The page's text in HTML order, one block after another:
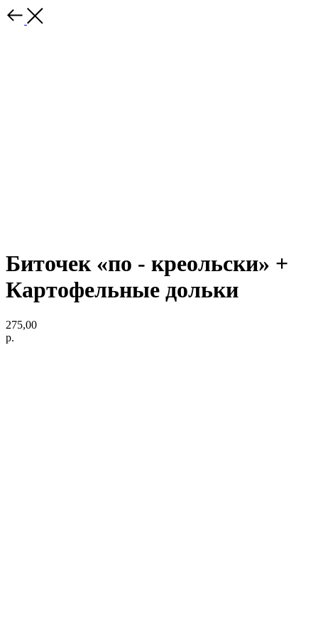
Биточек «по - креольски» +
Картофельные дольки
275,00
р.